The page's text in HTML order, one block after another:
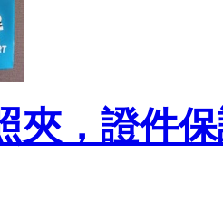
夾，證件